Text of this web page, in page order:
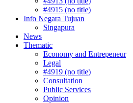
#4915 (no title)
Info Negara Tujuan
Singapura
News
Thematic
Economy and Entrepeneur
Legal
#4919 (no title)
Consultation
Public Services
Opinion